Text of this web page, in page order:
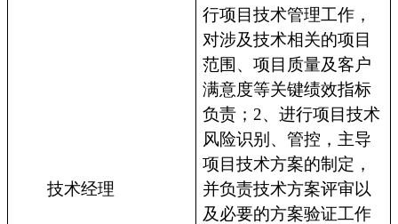
技术经理
行项目技术管理工作，
对涉及技术相关的项目
范围、项目质量及客户
满意度等关键绩效指标
负责；2、进行项目技术
风险识别、管控，主导
项目技术方案的制定，
并负责技术方案评审以
及必要的方案验证工作